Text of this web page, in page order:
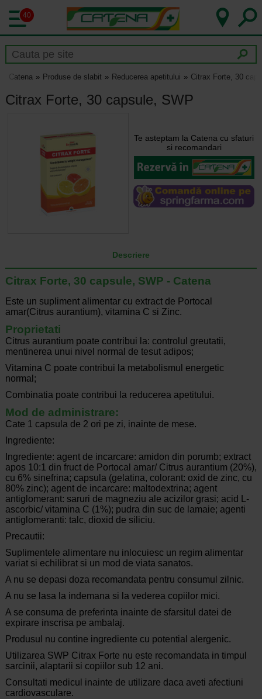
40
Catena Produse de slabit Reducerea apetitului Citrax Forte, 30
Citrax Forte, 30 capsule, SWP
Te asteptam la Catena cu sfaturi
si recomandari
Descriere
Citrax Forte, 30 capsule, SWP - Catena
Este un supliment alimentar cu extract de Portocal
amar(Citrus aurantium), vitamina C si Zinc.
Proprietati
Citrus aurantium poate contribui la: controlul greutatii,
mentinerea unui nivel normal de tesut adipos;
Vitamina C poate contribui la metabolismul energetic
normal;
Combinatia poate contribui la reducerea apetitului.
Mod de administrare:
Cate 1 capsula de 2 ori pe zi, inainte de mese.
Ingrediente:
Ingrediente: agent de incarcare: amidon din porumb; extract
apos 10:1 din fruct de Portocal amar/ Citrus aurantium (20%),
cu 6% sinefrina; capsula (gelatina, colorant: oxid de zinc, cu
80% zinc); agent de incarcare: maltodextrina; agent
antiglomerant: saruri de magneziu ale acizilor grasi; acid L-
ascorbic/ vitamina C (1%); pudra din suc de lamaie; agenti
antiglomeranti: talc, dioxid de siliciu.
Precautii:
Suplimentele alimentare nu inlocuiesc un regim alimentar
variat si echilibrat si un mod de viata sanatos.
A nu se depasi doza recomandata pentru consumul zilnic.
A nu se lasa la indemana si la vederea copiilor mici.
A se consuma de preferinta inainte de sfarsitul datei de
expirare inscrisa pe ambalaj.
Produsul nu contine ingrediente cu potential alergenic.
Utilizarea SWP Citrax Forte nu este recomandata in timpul
sarcinii, alaptarii si copiilor sub 12 ani.
Consultati medicul inainte de utilizare daca aveti afectiuni
cardiovasculare.